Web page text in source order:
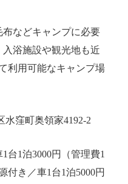
などキャンプに必要
浴施設や観光地も近
利用可能なキャンプ場
水窪町奥領家4192-2
台1泊3000円（管理費1
付き／車1台1泊5000円